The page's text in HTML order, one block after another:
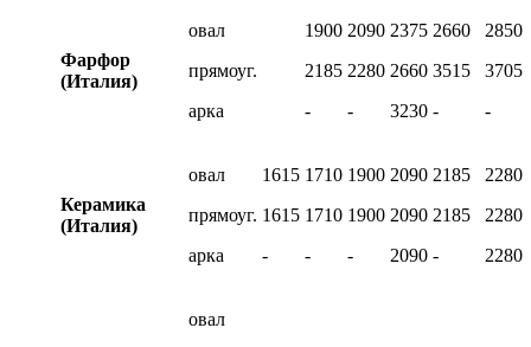
Фарфор
(Италия)
овал
прямоуг.
арка
1900
2185
-
2090
2280
-
2375
2660
3230
2660
3515
-
2850
3705
-
Керамика
(Италия)
овал
прямоуг.
арка
1615
1615
-
1710
1710
-
1900
1900
-
2090
2090
2090
2185
2185
-
2280
2280
2280
овал